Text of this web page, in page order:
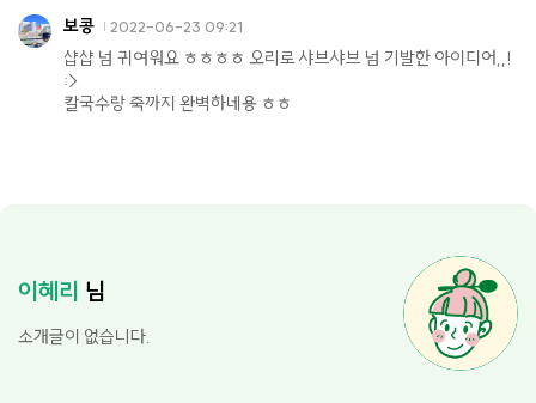
보콩 2022-06-23 09:21
샵샵 넘 귀여워요 ㅎㅎㅎㅎ 오리로 샤브샤브 넘 기발한 아이디어,,!
:>
칼국수랑 죽까지 완벽하네용 ㅎㅎ
이혜리 님
소개글이 없습니다.